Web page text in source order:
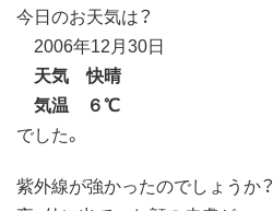
今日のお天気は？
2006年12月30日
天気 快晴
気温 ６℃
でした。
紫外線が強かったのでしょうか？